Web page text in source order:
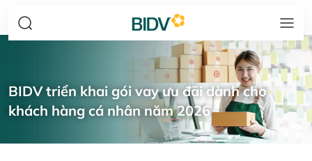
BIDV triển khai gói vay ưu đãi dành cho
khách hàng cá nhân năm 2026